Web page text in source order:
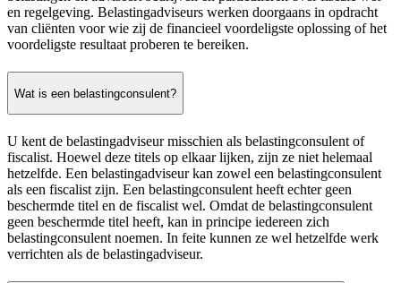
en regelgeving. Belastingadviseurs werken doorgaans in opdracht
van cliënten voor wie zij de financieel voordeligste oplossing of het
voordeligste resultaat proberen te bereiken.
Wat is een belastingconsulent?
U kent de belastingadviseur misschien als belastingconsulent of
fiscalist. Hoewel deze titels op elkaar lijken, zijn ze niet helemaal
hetzelfde. Een belastingadviseur kan zowel een belastingconsulent
als een fiscalist zijn. Een belastingconsulent heeft echter geen
beschermde titel en de fiscalist wel. Omdat de belastingconsulent
geen beschermde titel heeft, kan in principe iedereen zich
belastingconsulent noemen. In feite kunnen ze wel hetzelfde werk
verrichten als de belastingadviseur.